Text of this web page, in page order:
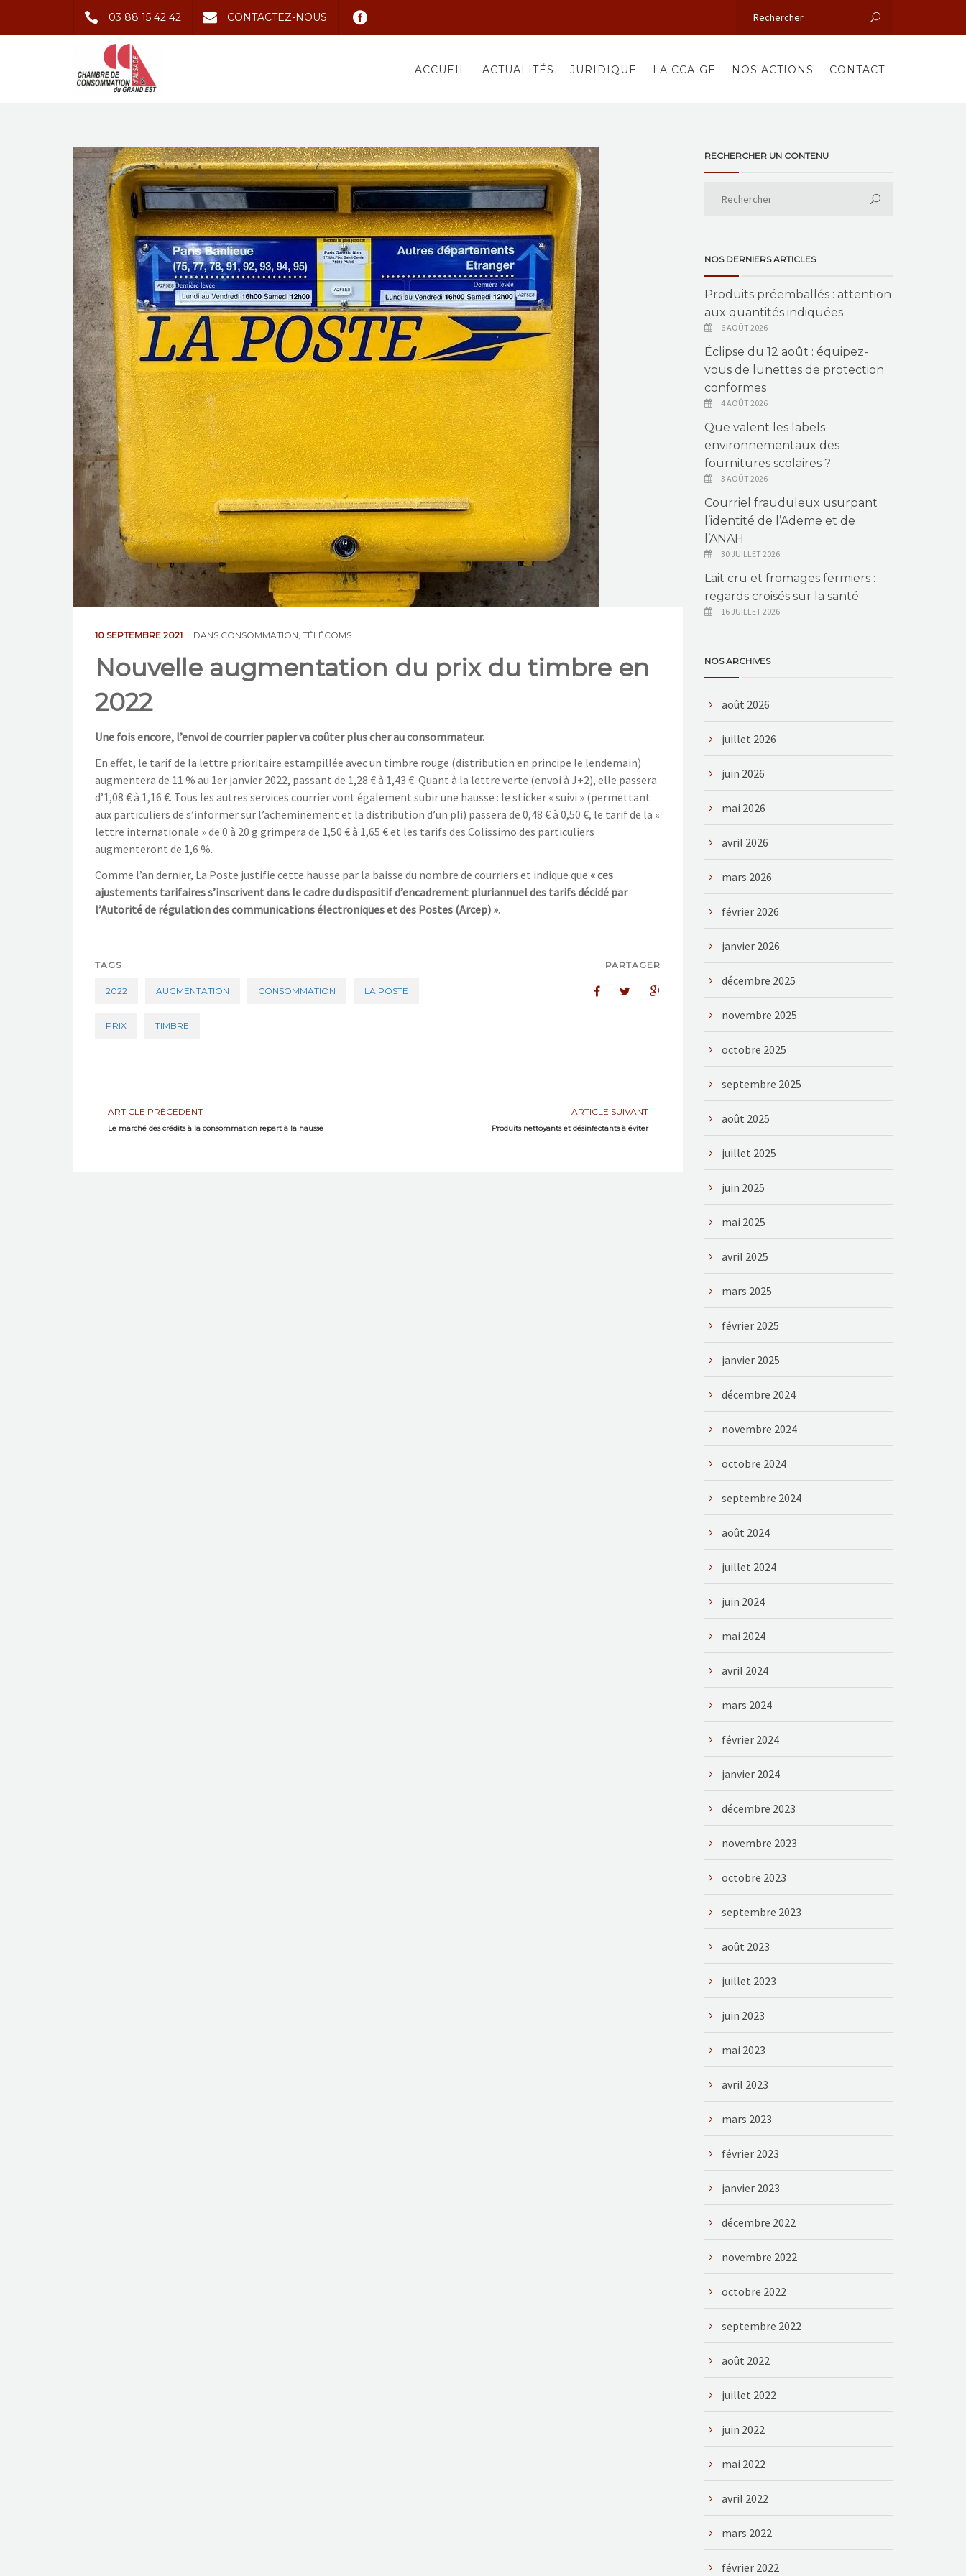
03 88 15 42 42 CONTACTEZ-NOUS
ACCUEIL ACTUALITÉS JURIDIQUE LA CCA-GE NOS ACTIONS CONTACT
10 SEPTEMBRE 2021 DANS CONSOMMATION, TÉLÉCOMS
Nouvelle augmentation du prix du timbre en
2022
Une fois encore, l’envoi de courrier papier va coûter plus cher au consommateur.
En effet, le tarif de la lettre prioritaire estampillée avec un timbre rouge (distribution en principe le lendemain)
augmentera de 11 % au 1er janvier 2022, passant de 1,28 € à 1,43 €. Quant à la lettre verte (envoi à J+2), elle passera
d’1,08 € à 1,16 €. Tous les autres services courrier vont également subir une hausse : le sticker « suivi » (permettant
aux particuliers de s’informer sur l’acheminement et la distribution d’un pli) passera de 0,48 € à 0,50 €, le tarif de la «
lettre internationale » de 0 à 20 g grimpera de 1,50 € à 1,65 € et les tarifs des Colissimo des particuliers
augmenteront de 1,6 %.
Comme l’an dernier, La Poste justifie cette hausse par la baisse du nombre de courriers et indique que « ces
ajustements tarifaires s’inscrivent dans le cadre du dispositif d’encadrement pluriannuel des tarifs décidé par
l’Autorité de régulation des communications électroniques et des Postes (Arcep) ».
TAGS
2022 AUGMENTATION CONSOMMATION LA POSTE
PRIX TIMBRE
PARTAGER
ARTICLE PRÉCÉDENT
Le marché des crédits à la consommation repart à la hausse
ARTICLE SUIVANT
Produits nettoyants et désinfectants à éviter
RECHERCHER UN CONTENU
NOS DERNIERS ARTICLES
Produits préemballés : attention
aux quantités indiquées
6 AOÛT 2026
Éclipse du 12 août : équipez-
vous de lunettes de protection
conformes
4 AOÛT 2026
Que valent les labels
environnementaux des
fournitures scolaires ?
3 AOÛT 2026
Courriel frauduleux usurpant
l’identité de l’Ademe et de
l’ANAH
30 JUILLET 2026
Lait cru et fromages fermiers :
regards croisés sur la santé
16 JUILLET 2026
NOS ARCHIVES
août 2026
juillet 2026
juin 2026
mai 2026
avril 2026
mars 2026
février 2026
janvier 2026
décembre 2025
novembre 2025
octobre 2025
septembre 2025
août 2025
juillet 2025
juin 2025
mai 2025
avril 2025
mars 2025
février 2025
janvier 2025
décembre 2024
novembre 2024
octobre 2024
septembre 2024
août 2024
juillet 2024
juin 2024
mai 2024
avril 2024
mars 2024
février 2024
janvier 2024
décembre 2023
novembre 2023
octobre 2023
septembre 2023
août 2023
juillet 2023
juin 2023
mai 2023
avril 2023
mars 2023
février 2023
janvier 2023
décembre 2022
novembre 2022
octobre 2022
septembre 2022
août 2022
juillet 2022
juin 2022
mai 2022
avril 2022
mars 2022
février 2022